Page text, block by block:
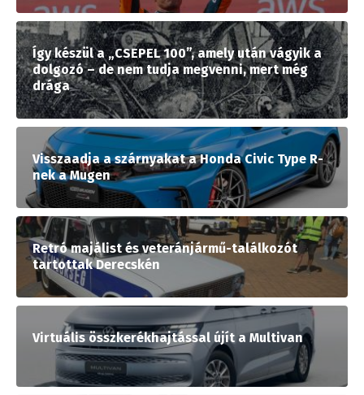
Így készül a „CSEPEL 100”, amely után vágyik a
dolgozó – de nem tudja megvenni, mert még
drága
Visszaadja a szárnyakat a Honda Civic Type R-
nek a Mugen
Retró majálist és veteránjármű-találkozót
tartottak Derecskén
Virtuális összkerékhajtással újít a Multivan